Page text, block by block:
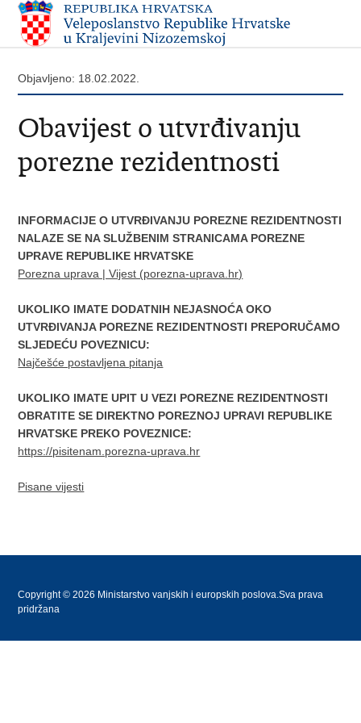
Objavljeno: 18.02.2022.
Obavijest o utvrđivanju
porezne rezidentnosti
INFORMACIJE O UTVRĐIVANJU POREZNE REZIDENTNOSTI
NALAZE SE NA SLUŽBENIM STRANICAMA POREZNE
UPRAVE REPUBLIKE HRVATSKE
Porezna uprava | Vijest (porezna-uprava.hr)
UKOLIKO IMATE DODATNIH NEJASNOĆA OKO
UTVRĐIVANJA POREZNE REZIDENTNOSTI PREPORUČAMO
SLJEDEĆU POVEZNICU:
Najčešće postavljena pitanja
UKOLIKO IMATE UPIT U VEZI POREZNE REZIDENTNOSTI
OBRATITE SE DIREKTNO POREZNOJ UPRAVI REPUBLIKE
HRVATSKE PREKO POVEZNICE:
https://pisitenam.porezna-uprava.hr
Pisane vijesti
Copyright © 2026 Ministarstvo vanjskih i europskih poslova.Sva prava
pridržana